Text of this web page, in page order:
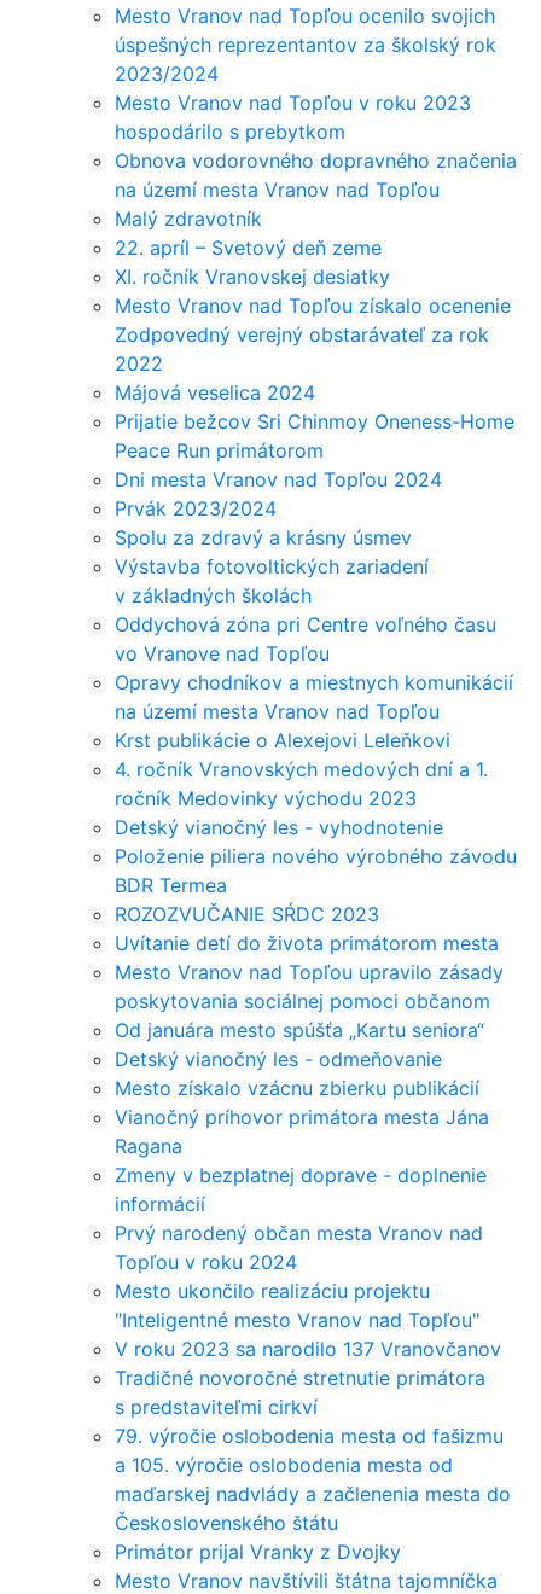
Mesto Vranov nad Topľou ocenilo svojich
úspešných reprezentantov za školský rok
2023/2024
Mesto Vranov nad Topľou v roku 2023
hospodárilo s prebytkom
Obnova vodorovného dopravného značenia
na území mesta Vranov nad Topľou
Malý zdravotník
22. apríl – Svetový deň zeme
XI. ročník Vranovskej desiatky
Mesto Vranov nad Topľou získalo ocenenie
Zodpovedný verejný obstarávateľ za rok
2022
Májová veselica 2024
Prijatie bežcov Sri Chinmoy Oneness-Home
Peace Run primátorom
Dni mesta Vranov nad Topľou 2024
Prvák 2023/2024
Spolu za zdravý a krásny úsmev
Výstavba fotovoltických zariadení
v základných školách
Oddychová zóna pri Centre voľného času
vo Vranove nad Topľou
Opravy chodníkov a miestnych komunikácií
na území mesta Vranov nad Topľou
Krst publikácie o Alexejovi Leleňkovi
4. ročník Vranovských medových dní a 1.
ročník Medovinky východu 2023
Detský vianočný les - vyhodnotenie
Položenie piliera nového výrobného závodu
BDR Termea
ROZOZVUČANIE SŔDC 2023
Uvítanie detí do života primátorom mesta
Mesto Vranov nad Topľou upravilo zásady
poskytovania sociálnej pomoci občanom
Od januára mesto spúšťa „Kartu seniora“
Detský vianočný les - odmeňovanie
Mesto získalo vzácnu zbierku publikácií
Vianočný príhovor primátora mesta Jána
Ragana
Zmeny v bezplatnej doprave - doplnenie
informácií
Prvý narodený občan mesta Vranov nad
Topľou v roku 2024
Mesto ukončilo realizáciu projektu
"Inteligentné mesto Vranov nad Topľou"
V roku 2023 sa narodilo 137 Vranovčanov
Tradičné novoročné stretnutie primátora
s predstaviteľmi cirkví
79. výročie oslobodenia mesta od fašizmu
a 105. výročie oslobodenia mesta od
maďarskej nadvlády a začlenenia mesta do
Československého štátu
Primátor prijal Vranky z Dvojky
Mesto Vranov navštívili štátna tajomníčka